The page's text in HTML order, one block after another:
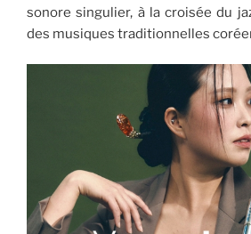
sonore singulier, à la croisée du
des musiques traditionnelles